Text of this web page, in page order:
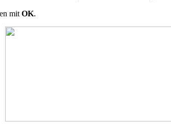
mit OK.